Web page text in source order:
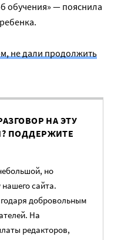
обучения» — пояснила
не дали продолжить
НА ЭТУ
ПОДДЕРЖИТЕ
но
сайта.
добровольным
На
редакторов,